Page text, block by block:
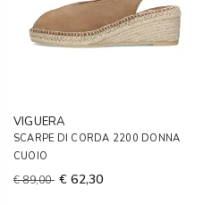
VIGUERA
SCARPE DI CORDA 2200 DONNA
CUOIO
€ 89,00 € 62,30